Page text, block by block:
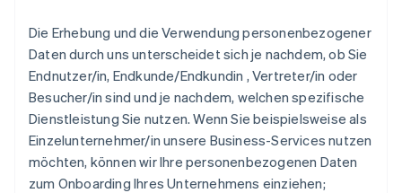
Die Erhebung und die Verwendung personenbezogener
Daten durch uns unterscheidet sich je nachdem, ob Sie
Endnutzer/in, Endkunde/Endkundin , Vertreter/in oder
Besucher/in sind und je nachdem, welchen spezifische
Dienstleistung Sie nutzen. Wenn Sie beispielsweise als
Einzelunternehmer/in unsere Business-Services nutzen
möchten, können wir Ihre personenbezogenen Daten
zum Onboarding Ihres Unternehmens einziehen;